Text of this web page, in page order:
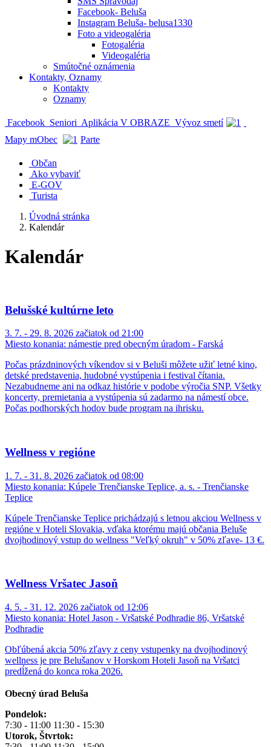
Facebook- Beluša
Instagram Beluša- belusa1330
Foto a videogaléria
Fotogaléria
Videogaléria
Smútočné oznámenia
Kontakty, Oznamy
Kontakty
Oznamy
Facebook Seniori Aplikácia V OBRAZE Vývoz smetí
Mapy mObec
Parte
Občan
Ako vybaviť
E-GOV
Turista
Úvodná stránka
Kalendár
Kalendár
Belušské kultúrne leto
3. 7. - 29. 8. 2026 začiatok od 21:00
Miesto konania: námestie pred obecným úradom - Farská
Počas prázdninových víkendov si v Beluši môžete užiť letné kino,
detské predstavenia, hudobné vystúpenia i festival čítania.
Nezabudneme ani na odkaz histórie v podobe výročia SNP. Všetky
koncerty, premietania a vystúpenia sú zadarmo na námestí obce.
Počas podhorských hodov bude program na ihrisku.
Wellness v regióne
1. 7. - 31. 8. 2026 začiatok od 08:00
Miesto konania: Kúpele Trenčianske Teplice, a. s. - Trenčianske
Teplice
Kúpele Trenčianske Teplice prichádzajú s letnou akciou Wellness v
regióne v Hoteli Slovakia, vďaka ktorému majú občania Beluše
dvojhodinový vstup do wellness "Veľký okruh" v 50% zľave- 13 €.
Wellness Vršatec Jasoň
4. 5. - 31. 12. 2026 začiatok od 12:06
Miesto konania: Hotel Jason - Vršatské Podhradie 86, Vršatské
Podhradie
Obľúbená akcia 50% zľavy z ceny vstupenky na dvojhodinový
wellness je pre Belušanov v Horskom Hoteli Jasoň na Vršatci
predĺžená do konca roka 2026.
Obecný úrad Beluša
Pondelok:
7:30 - 11:00 11:30 - 15:30
Utorok, Štvrtok: